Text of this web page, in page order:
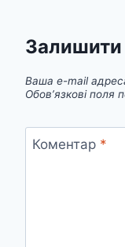
Залишити
Ваша e-mail
Обов’язкові поля
Коментар *